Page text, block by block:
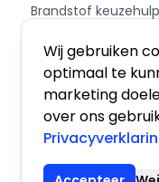
Wij gebruiken
optimaal te
marketing
over ons
Brandstof keuzehulp
Schakel of